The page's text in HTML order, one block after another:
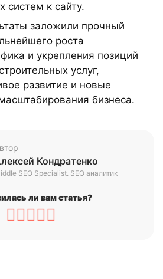
систем к сайту.
заложили прочный
роста
и укрепления позиций
услуг,
развитие и новые
бизнеса.
Кондратенко
SEO Specialist. SEO аналитик
ли вам статья?